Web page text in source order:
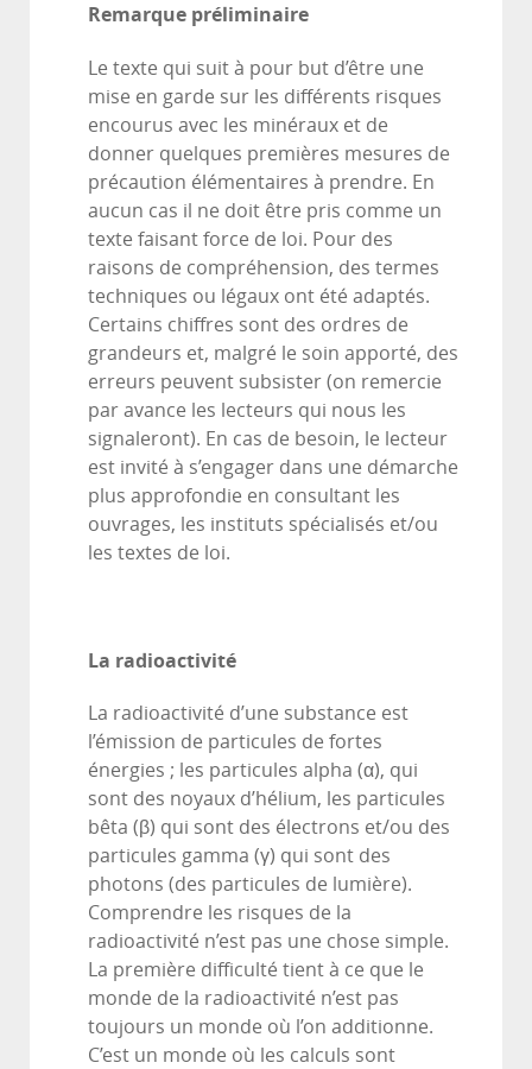
Remarque préliminaire
Le texte qui suit à pour but d’être une
mise en garde sur les différents risques
encourus avec les minéraux et de
donner quelques premières mesures de
précaution élémentaires à prendre. En
aucun cas il ne doit être pris comme un
texte faisant force de loi. Pour des
raisons de compréhension, des termes
techniques ou légaux ont été adaptés.
Certains chiffres sont des ordres de
grandeurs et, malgré le soin apporté, des
erreurs peuvent subsister (on remercie
par avance les lecteurs qui nous les
signaleront). En cas de besoin, le lecteur
est invité à s’engager dans une démarche
plus approfondie en consultant les
ouvrages, les instituts spécialisés et/ou
les textes de loi.
La radioactivité
La radioactivité d’une substance est
l’émission de particules de fortes
énergies ; les particules alpha (α), qui
sont des noyaux d’hélium, les particules
bêta (β) qui sont des électrons et/ou des
particules gamma (γ) qui sont des
photons (des particules de lumière).
Comprendre les risques de la
radioactivité n’est pas une chose simple.
La première difficulté tient à ce que le
monde de la radioactivité n’est pas
toujours un monde où l’on additionne.
C’est un monde où les calculs sont